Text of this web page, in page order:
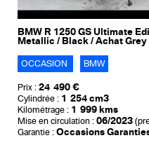
BMW R 1250 GS Ultimate
Metallic / Black / Achat Grey
OCCASION BMW
Prix : 24 490 €
Cylindrée : 1 254 cm3
Kilométrage : 1 999 kms
Mise en circulation : 06/2023
Garantie : Occasions